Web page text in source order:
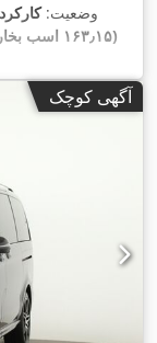
وضعیت:
(۱۶۳٫۱۵ اسب بخار)
رنگ:سیاه,
آگهی کوچک